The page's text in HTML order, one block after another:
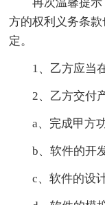
方的权利义务条
定。
1、乙方应当在
2、乙方交付产
a、完成甲方功
b、软件的开发
c、软件的设计